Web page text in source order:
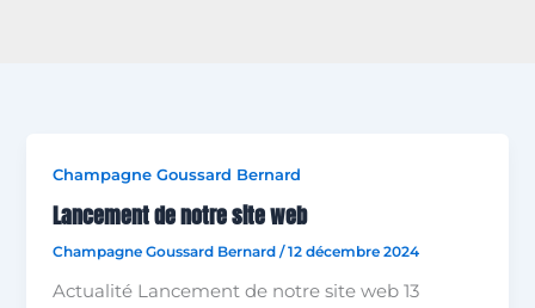
Champagne Goussard Bernard
Lancement de notre site web
Champagne Goussard Bernard/12 décembre 2024
Actualité Lancement de notre site web 13